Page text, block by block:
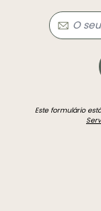
Este formulário